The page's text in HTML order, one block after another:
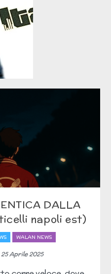
DALLA
napoli est)
WALAN NEWS
25 Aprile 2025